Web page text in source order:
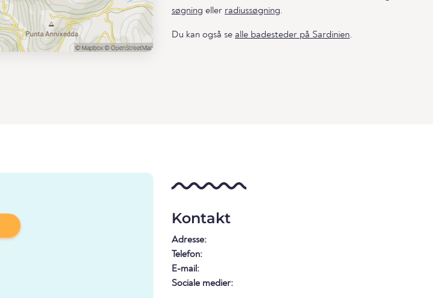
søgning eller radiussøgning.
Du kan også se alle badesteder på Sardinien.
Kontakt
Adresse:
Telefon:
E-mail:
Sociale medier: